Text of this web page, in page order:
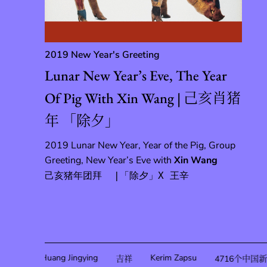
2019 New Year's Greeting
Lunar New Year’s Eve, The Year
Of Pig With Xin Wang | 己亥肖猪
年 「除夕」
2019 Lunar New Year, Year of the Pig, Group
Greeting, New Year’s Eve with Xin Wang
己亥猪年团拜  |「除夕」X 王辛
Huang Jingying 吉祥 Kerim Zapsu 4716个中国新